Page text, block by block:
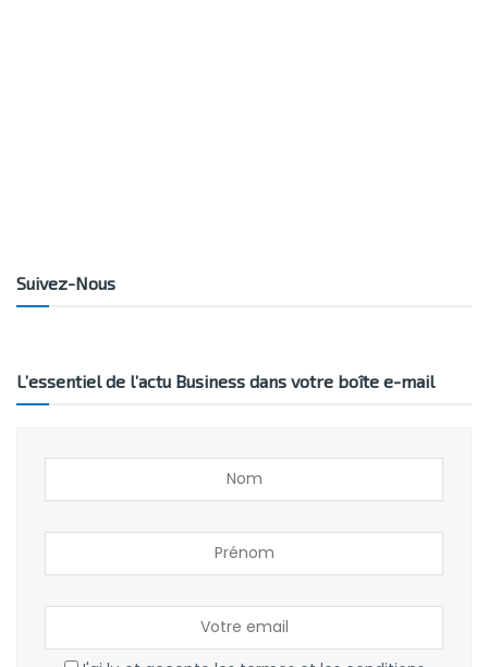
Suivez-Nous
L’essentiel de l’actu Business dans votre boîte e-mail